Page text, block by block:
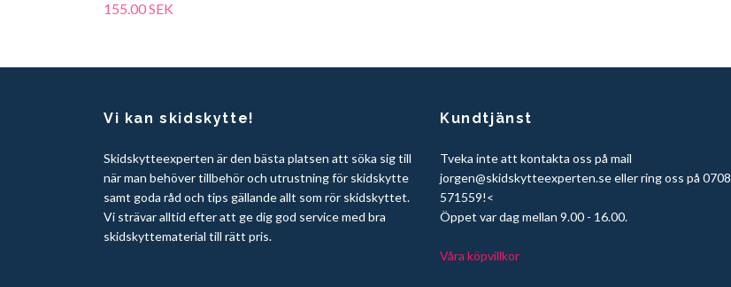
155.00 SEK
Vi kan skidskytte!
Skidskytteexperten är den bästa platsen att söka sig till
när man behöver tillbehör och utrustning för skidskytte
samt goda råd och tips gällande allt som rör skidskyttet.
Vi strävar alltid efter att ge dig god service med bra
skidskyttematerial till rätt pris.
Kundtjänst
Tveka inte att kontakta oss på mail
jorgen@skidskytteexperten.seeller ring oss på 0708
571559!<
Öppet var dag mellan 9.00 - 16.00.
Våra köpvillkor